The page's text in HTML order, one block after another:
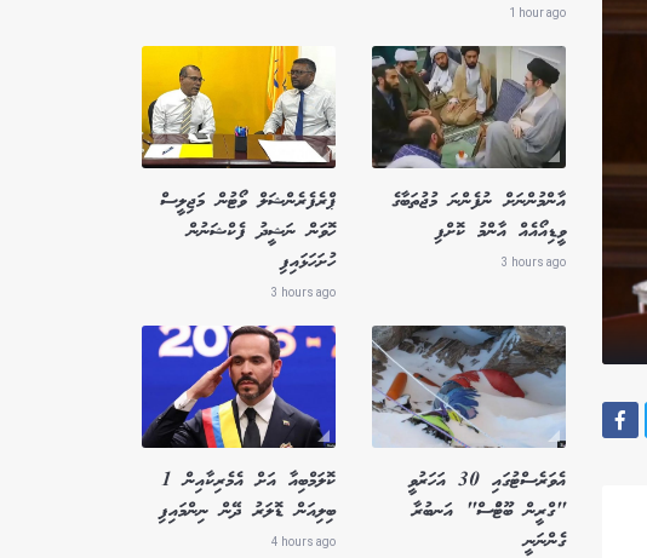
1 hour ago
އާންމުންނަށް ނުފެންނަ މުޖުތަބާގެ
ވީޑިއޯއެއް އާންމު ކޮށްފި
3 hours ago
ޕްރެފެރެންޝަލް ވޯޓުން މަޖިލީސް
ހޮވަން ނަޝީދު ފެކްޝަނުން
ހުށަހަޅައިފި
3 hours ago
އެވަރެސްޓުގައި 30 އަހަރުވީ
"ގްރީން ބޫޓުްސް" އަނބުރާ
ގެންނަނީ
ކޮލަމްބިއާ އަށް އެމެރިކާއިން 1
ބިލިއަން ޑޮލަރު ދޭން ނިންމައިފި
4 hours ago